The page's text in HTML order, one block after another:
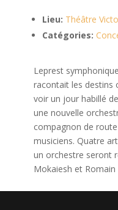
Lieu: Théâtre
Catégories:
Leprest
racontait les destins
voir un jour habillé
une nouvelle
compagnon de route
musiciens. Quatre
un orchestre seront
Mokaiesh et